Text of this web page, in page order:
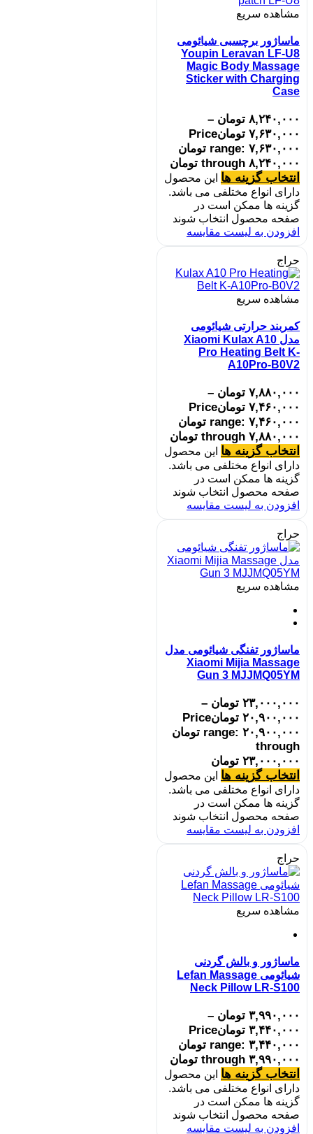
مشاهده سریع
ماساژور برچسبی شیائومی
Youpin Leravan LF-U8
Magic Body Massage
Sticker with Charging
Case
۸,۲۴۰,۰۰۰ تومان –
۷,۶۳۰,۰۰۰ تومانPrice
range: ۷,۶۳۰,۰۰۰ تومان
through ۸,۲۴۰,۰۰۰ تومان
انتخاب گزینه ها این محصول
دارای انواع مختلفی می باشد.
گزینه ها ممکن است در
صفحه محصول انتخاب شوند
افزودن به لیست مقایسه
حراج
مشاهده سریع
کمربند حرارتی شیائومی
مدل Xiaomi Kulax A10
Pro Heating Belt K-
A10Pro-B0V2
۷,۸۸۰,۰۰۰ تومان –
۷,۴۶۰,۰۰۰ تومانPrice
range: ۷,۴۶۰,۰۰۰ تومان
through ۷,۸۸۰,۰۰۰ تومان
انتخاب گزینه ها این محصول
دارای انواع مختلفی می باشد.
گزینه ها ممکن است در
صفحه محصول انتخاب شوند
افزودن به لیست مقایسه
حراج
مشاهده سریع
ماساژور تفنگی شیائومی مدل
Xiaomi Mijia Massage
Gun 3 MJJMQ05YM
۲۳,۰۰۰,۰۰۰ تومان –
۲۰,۹۰۰,۰۰۰ تومانPrice
range: ۲۰,۹۰۰,۰۰۰ تومان
through
۲۳,۰۰۰,۰۰۰ تومان
انتخاب گزینه ها این محصول
دارای انواع مختلفی می باشد.
گزینه ها ممکن است در
صفحه محصول انتخاب شوند
افزودن به لیست مقایسه
حراج
مشاهده سریع
ماساژور و بالش گردنی
شیائومی Lefan Massage
Neck Pillow LR-S100
۳,۹۹۰,۰۰۰ تومان –
۳,۴۴۰,۰۰۰ تومانPrice
range: ۳,۴۴۰,۰۰۰ تومان
through ۳,۹۹۰,۰۰۰ تومان
انتخاب گزینه ها این محصول
دارای انواع مختلفی می باشد.
گزینه ها ممکن است در
صفحه محصول انتخاب شوند
افزودن به لیست مقایسه